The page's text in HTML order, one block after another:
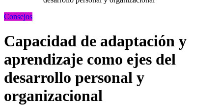
Consejos
Capacidad de adaptación y
aprendizaje como ejes del
desarrollo personal y
organizacional